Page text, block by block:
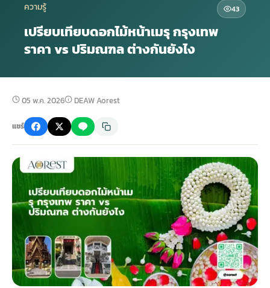
ดอกไม้หน้าศพ
จัดดอกไม้หน้าศพ
ดอกไม้หน้าหีบ
ดอกไม้หน้างานศพ
ดอกไม้หน้าโลง
จัดดอกไม้หน้ารูป
พวงหรีด กรุงเทพ
สั่งพวงหรีด
ร้านพวงหรีด
ดอกไม้พวงหรีด
พวงหรีดปทุม
พวงหรีดพระราม 2
มรุสีขาว
ไม้หน้าเมรุ
กไม้หน้าเมรุ
น้าเมรุ ราคา
มรุ กรุงเทพ
ไม้งานแต่ง
ไม้งานแต่ง ราคาถูก
ไม้งานแต่ง กรุงเทพ
อกไม้งานแต่ง
ดอกไม้งานแต่ง
ไม้งานแต่ง แบบสวยๆ
พวงหรีดพัดลม
พวงหรีดพัดลม ราคาถูก
พวงหรีดพัดลม กรุงเทพ
พวงหรีดพัดลม ส่งด่วน
สั่งพวงหรีดพัดลม
ร้านพวงหรีดพัดลม
รับจัดงานศพ
รับจัดงานศพ ครบวงจร
รับจัดงานศพ กรุงเทพ
แพ็คเกจจัดงานศพ
ค่าใช้จ่ายจัดงานศพ
จัดงานศพ วัด
ความรู้ 43
เปรียบเทียบดอกไม้หน้าเมรุ กรุงเทพ
ราคา vs ปริมณฑล ต่างกันยังไง
05 พ.ค. 2026 DEAW Aorest
แชร์